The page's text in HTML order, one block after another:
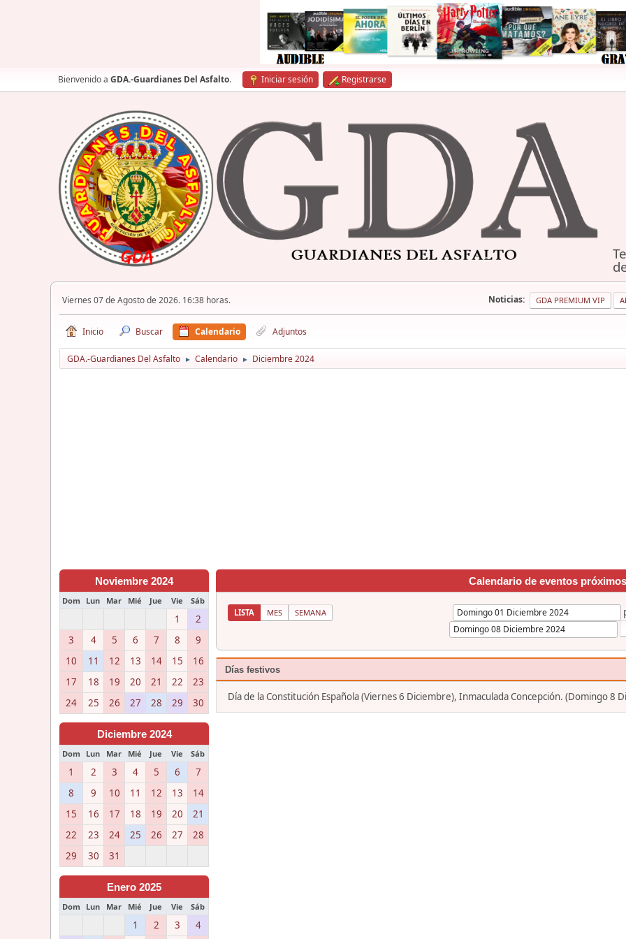
Bienvenido a GDA.-Guardianes Del Asfalto. Iniciar sesión Registrarse
Viernes 07 de Agosto de 2026. 16:38 horas. Noticias: GDA PREMIUM VIP
Inicio Buscar Calendario Adjuntos
GDA.-Guardianes Del Asfalto ► Calendario ► Diciembre 2024
Noviembre 2024
Dom Lun Mar Mié Jue Vie Sáb
1
2
3
4 5 6 7 8
9
10
11 12 13 14 15
16
17
18 19 20 21 22
23
24
25 26 27 28 29 30
Diciembre 2024
Dom Lun Mar Mié Jue Vie Sáb
1 2 3 4 5 6
7
8
9 10 11 12 13
14
15
16 17 18 19 20
21
22
23 24 25 26 27
28
29
30 31
Enero 2025
Dom Lun Mar Mié Jue Vie Sáb
1 2 3 4
Calendario de eventos próximos
LISTA MES SEMANA
Días festivos
Día de la Constitución Española (Viernes 6 Diciembre), Inmaculada Concepción. (Domingo 8